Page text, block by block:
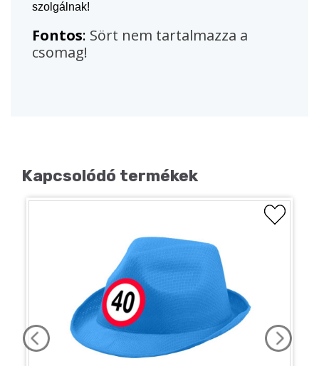
szolgálnak!
Fontos: Sört nem tartalmazza a
csomag!
Kapcsolódó termékek